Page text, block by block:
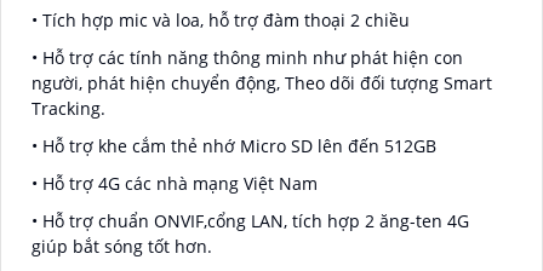
• Tích hợp mic và loa, hỗ trợ đàm thoại 2 chiều
• Hỗ trợ các tính năng thông minh như phát hiện con
người, phát hiện chuyển động, Theo dõi đối tượng Smart
Tracking.
• Hỗ trợ khe cắm thẻ nhớ Micro SD lên đến 512GB
• Hỗ trợ 4G các nhà mạng Việt Nam
• Hỗ trợ chuẩn ONVIF,cổng LAN, tích hợp 2 ăng-ten 4G
giúp bắt sóng tốt hơn.